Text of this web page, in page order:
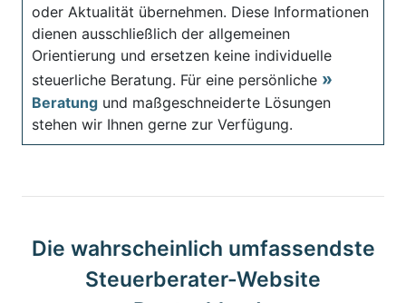
oder Aktualität übernehmen. Diese Informationen
dienen ausschließlich der allgemeinen
Orientierung und ersetzen keine individuelle
steuerliche Beratung. Für eine persönliche
Beratung und maßgeschneiderte Lösungen
stehen wir Ihnen gerne zur Verfügung.
Die wahrscheinlich umfassendste
Steuerberater-Website